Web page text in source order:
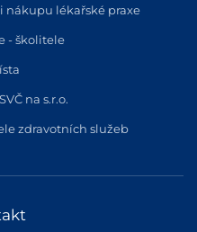
nákupu lékařské praxe
- školitele
na s.r.o.
zdravotních služeb